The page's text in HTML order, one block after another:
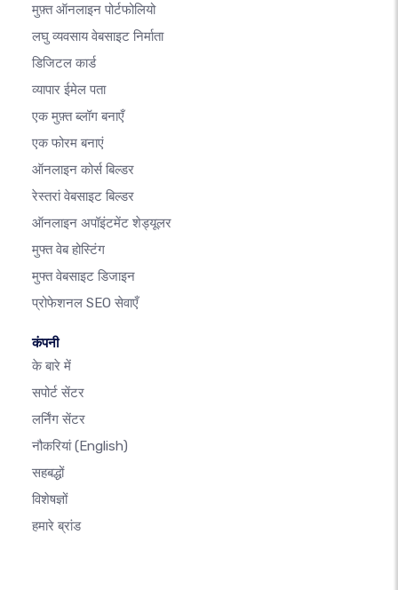
मुफ़्त ऑनलाइन पोर्टफोलियो
लघु व्यवसाय वेबसाइट निर्माता
डिजिटल कार्ड
व्यापार ईमेल पता
एक मुफ़्त ब्लॉग बनाएँ
एक फोरम बनाएं
ऑनलाइन कोर्स बिल्डर
रेस्तरां वेबसाइट बिल्डर
ऑनलाइन अपॉइंटमेंट शेड्यूलर
मुफ्त वेब होस्टिंग
मुफ्त वेबसाइट डिजाइन
प्रोफेशनल SEO सेवाएँ
कंपनी
के बारे में
सपोर्ट सेंटर
लर्निंग सेंटर
नौकरियां(English)
सहबद्धों
विशेषज्ञों
हमारे ब्रांड